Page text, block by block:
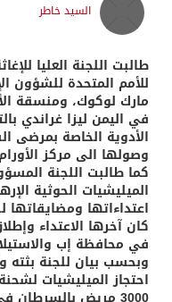
السيد خاطر
طالبت اللجنة العليا
للأمم المتحدة للشؤون
مارك لوكوك، ومنسقة
في اليمن ليزا غراندي
الأدوية الخاصة
وصولها الى مركز
كما طالبت اللجنة
الميليشيات الحوثية
اعتداءاتها ومضايقاتها
كان آخرها الاعتداء
في محافظة إب والاستيلاء على 279
وبحسب بيان للجنة بثته
احتجاز الميليشيات